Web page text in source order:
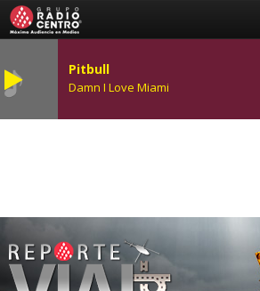
Pitbull
Damn I Love Miami